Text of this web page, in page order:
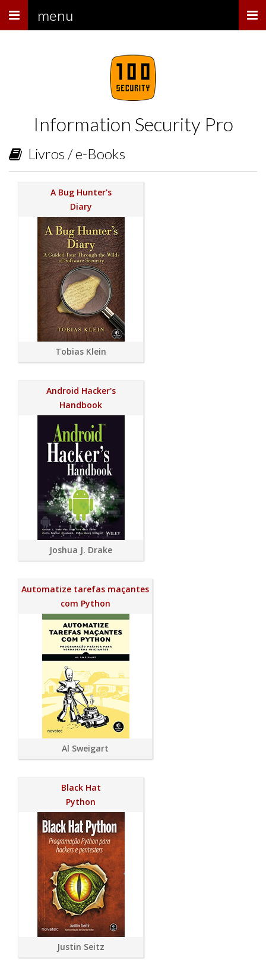
Menu menu
Information Security Pro
Livros / e-Books
A Bug Hunter's
Diary
Tobias Klein
Android Hacker's
Handbook
Joshua J. Drake
Automatize tarefas maçantes
com Python
Al Sweigart
Black Hat
Python
Justin Seitz